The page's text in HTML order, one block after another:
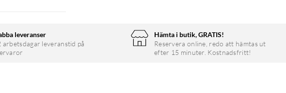
leveranser
arbetsdagar leveranstid på
Hämta i butik, GRATIS!
Reservera online, redo att hämtas ut
efter 15 minuter. Kostnadsfritt!